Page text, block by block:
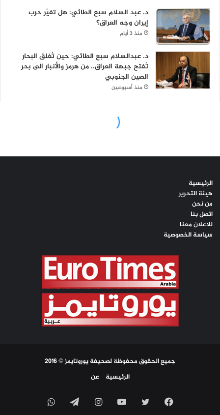
الرئيسية
هيئة التحرير
من نحن
اتصل بنا
للاعلان معنا
سياسة الخصوصية
جميع الحقوق محفوظة لصحيفة يوروتايمز © 2016
الرئيسية
عن
فيسبوك تويتر يوتيوبانستقرامتيلقرامواتساب